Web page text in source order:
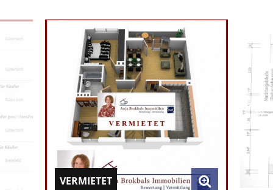
VERMIETET